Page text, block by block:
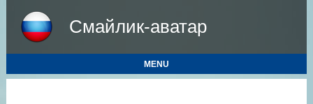
Смайлик-аватар
MENU